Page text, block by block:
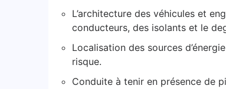
L’architecture des véhicules et
conducteurs, des isolants et le
Localisation des sources
risque.
Conduite à tenir en présence de